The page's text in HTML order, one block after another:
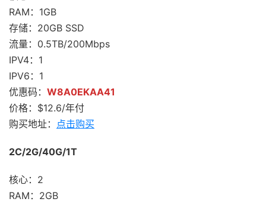
RAM：1GB
存储：20GB SSD
流量：0.5TB/200Mbps
IPV4：1
IPV6：1
优惠码： W8A0EKAA41
价格：$12.6/年付
购买地址： 点击购买
2C/2G/40G/1T
核心：2
RAM：2GB